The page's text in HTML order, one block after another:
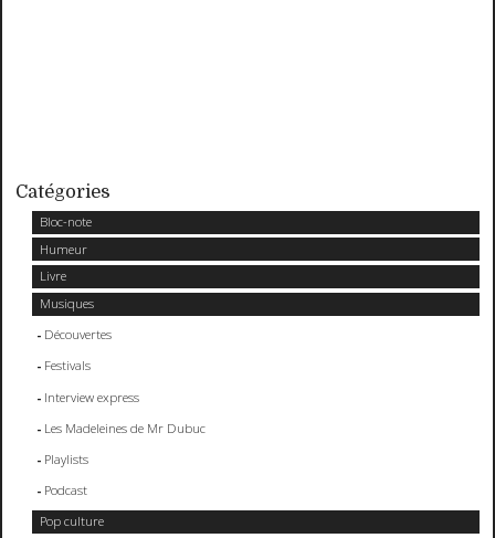
Catégories
Bloc-note
Humeur
Livre
Musiques
Découvertes
Festivals
Interview express
Les Madeleines de Mr Dubuc
Playlists
Podcast
Pop culture